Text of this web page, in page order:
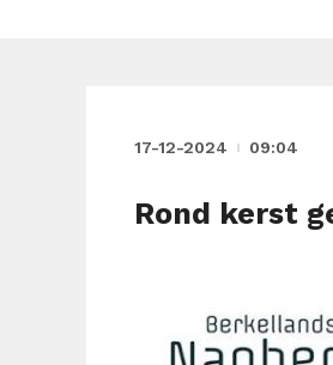
17-12-2024 09:04
Rond kerst